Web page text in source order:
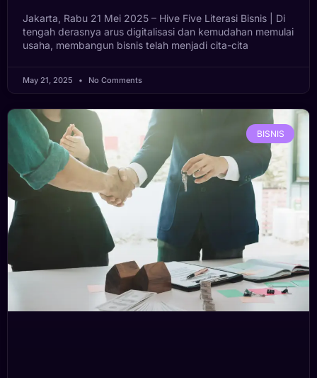
Jakarta, Rabu 21 Mei 2025 – Hive Five Literasi Bisnis | Di
tengah derasnya arus digitalisasi dan kemudahan memulai
usaha, membangun bisnis telah menjadi cita-cita
May 21, 2025 No Comments
BISNIS